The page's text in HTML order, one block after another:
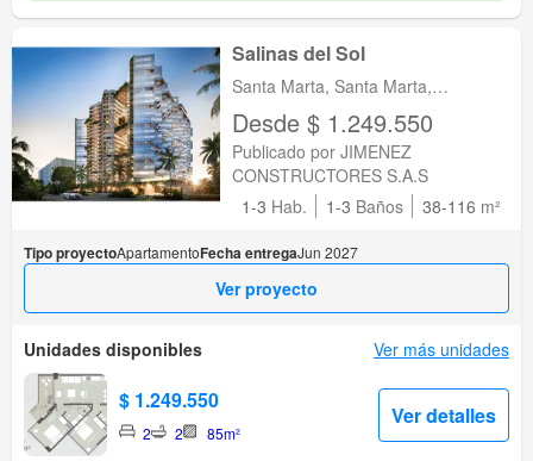
Salinas del Sol
Santa Marta, Santa Marta,
Magdalena
Desde $ 1.249.550
Publicado por JIMENEZ
CONSTRUCTORES S.A.S
1-3 Hab. 1-3 Baños 38-116 m²
Tipo proyectoApartamentoFecha entregaJun 2027
Ver proyecto
Unidades disponibles Ver más unidades
$ 1.249.550
2 2 85m²
Ver detalles